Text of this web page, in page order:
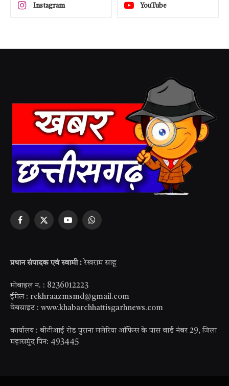
Instagram YouTube
Facebook
X
YouTubeWhatsApp
प्रधान संपादक एवं स्वामी : रेखराम साहू
मोबाइल न. : 8236012223
ईमेल : rekhraazmsmd@gmail.com
वेबसाइट : www.khabarchhattisgarhnews.com
कार्यालय : बीटीआई रोड पुराना मलेरिया ऑफिस के पास वार्ड नंबर 29, जिला
महासमुंद पिन: 493445